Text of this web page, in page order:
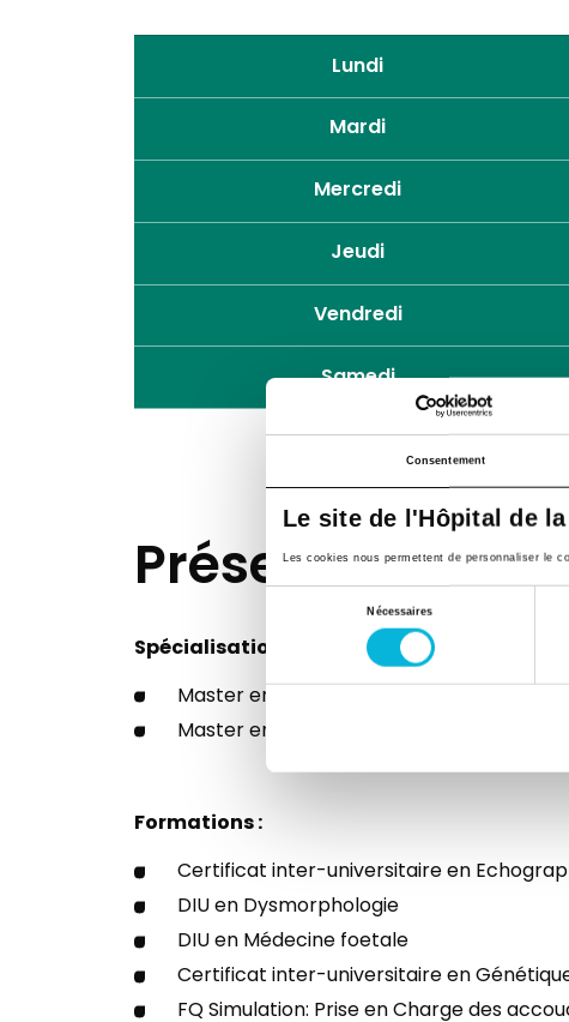
Consentement
Le site de l'Hôpital de
Les cookies nous permettent de personnaliser le
consentement
Nécessaires
Lundi
Mardi
Mercredi
Jeudi
Vendredi
Samedi
Présentation
Spécialisations :
Master en Gynécologie-Obstétrique
Master en Génétique Clinique
Formations :
Certificat inter-universitaire en
DIU en Dysmorphologie
DIU en Médecine foetale
Certificat inter-universitaire en
FQ Simulation: Prise en Charge des